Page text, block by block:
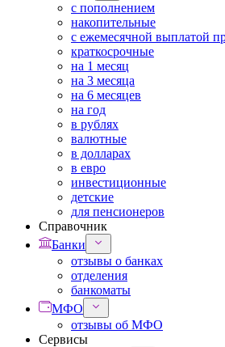
с пополнением
накопительные
с ежемесячной выплатой
краткосрочные
на 1 месяц
на 3 месяца
на 6 месяцев
на год
в рублях
валютные
в долларах
в евро
инвестиционные
детские
для пенсионеров
Справочник
Банки
отзывы о банках
отделения
банкоматы
МФО
отзывы об МФО
Сервисы